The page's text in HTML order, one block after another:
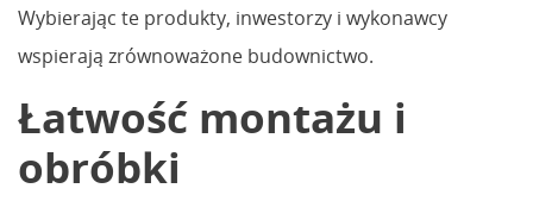
Wybierając te produkty, inwestorzy i wykonawcy
wspierają zrównoważone budownictwo.
Łatwość montażu i
obróbki